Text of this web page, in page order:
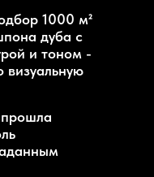
1000 м²
дуба с
и тоном -
визуальную